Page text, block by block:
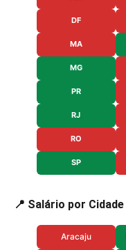
DF
MA
MG
PR
RJ
RO
SP
📍 Salário por Cidade
Aracaju